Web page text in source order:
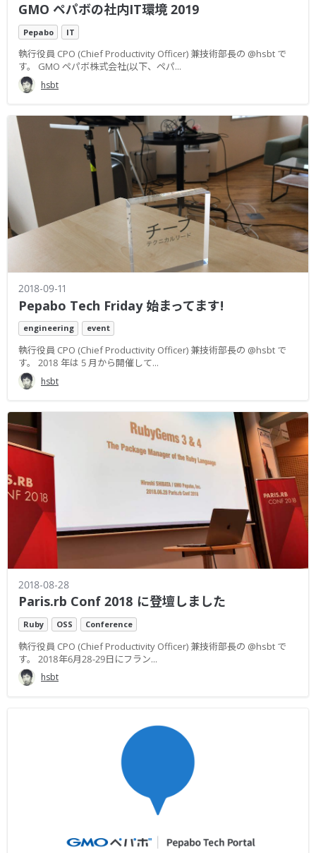
GMO ペパボの社内IT環境 2019
Pepabo IT
執行役員 CPO (Chief Productivity Officer) 兼技術部長の @hsbt で
す。 GMO ペパボ株式会社(以下、ペパ...
hsbt
2018-09-11
Pepabo Tech Friday 始まってます!
engineering event
執行役員 CPO (Chief Productivity Officer) 兼技術部長の @hsbt で
す。 2018 年は 5 月から開催して...
hsbt
2018-08-28
Paris.rb Conf 2018 に登壇しました
Ruby OSS Conference
執行役員 CPO (Chief Productivity Officer) 兼技術部長の @hsbt で
す。 2018年6月28-29日にフラン...
hsbt